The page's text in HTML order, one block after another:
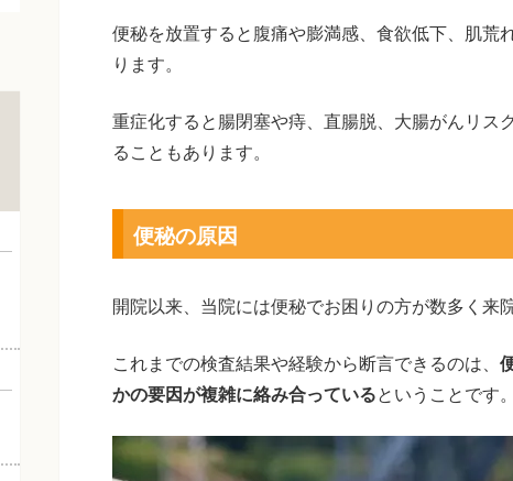
便秘を放置すると腹痛や膨満感、食欲低下、肌荒
ります。
重症化すると腸閉塞や痔、直腸脱、大腸がんリス
ることもあります。
便秘の原因
開院以来、当院には便秘でお困りの方が数多く来
これまでの検査結果や経験から断言できるのは、
かの要因が複雑に絡み合っているということです